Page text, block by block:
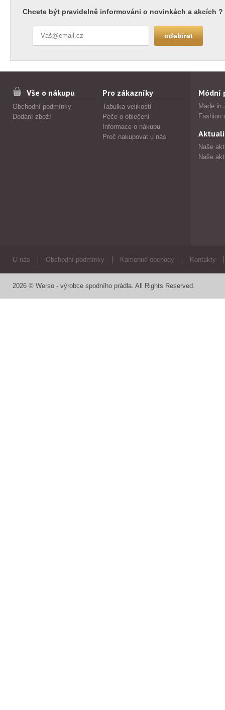
Chcete být pravidelně informováni o novinkách a akcích ?
Vše o nákupu
Obchodní podmínky
Dodání zboží
Pro zákazníky
Tabulka velikostí
Péče o oblečení
Informace o nákupu
Proč nakupovat u nás
Módní
Made in
Fashion
Naše
Naše
O nás Obchodní podmínky Kamenné obchody Kontakty
2026 © Werso - výrobce spodního prádla. All Rights Reserved.